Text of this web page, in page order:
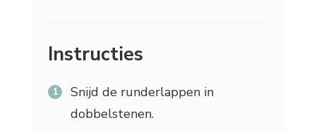
Instructies
Snijd de runderlappen in
dobbelstenen.